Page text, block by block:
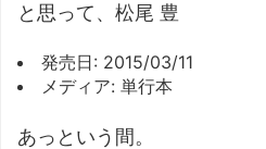
と思って、松尾 豊
発売日: 2015/03/11
メディア: 単行本
あっという間。